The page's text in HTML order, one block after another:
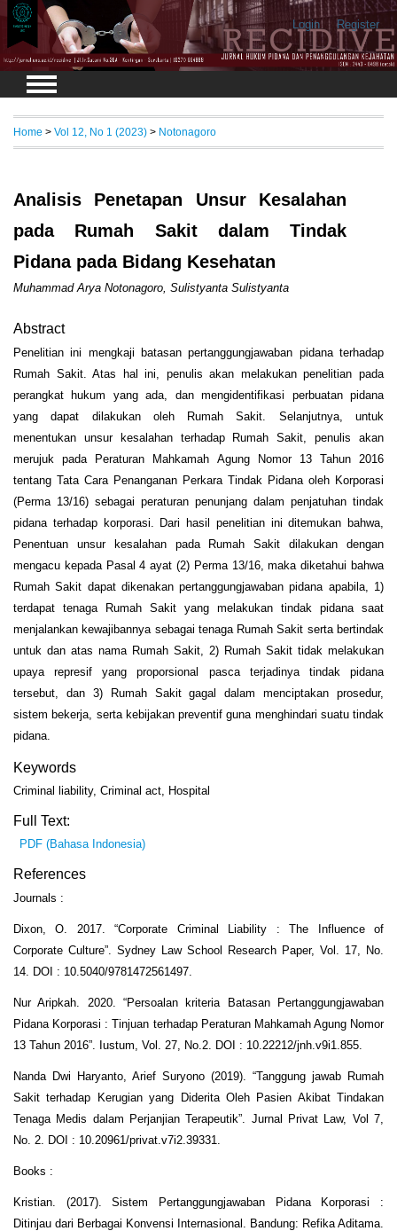
Login Register
Home > Vol 12, No 1 (2023) > Notonagoro
Analisis Penetapan Unsur Kesalahan
pada Rumah Sakit dalam Tindak
Pidana pada Bidang Kesehatan
Muhammad Arya Notonagoro, Sulistyanta Sulistyanta
Abstract
Penelitian ini mengkaji batasan pertanggungjawaban pidana terhadap
Rumah Sakit. Atas hal ini, penulis akan melakukan penelitian pada
perangkat hukum yang ada, dan mengidentifikasi perbuatan pidana
yang dapat dilakukan oleh Rumah Sakit. Selanjutnya, untuk
menentukan unsur kesalahan terhadap Rumah Sakit, penulis akan
merujuk pada Peraturan Mahkamah Agung Nomor 13 Tahun 2016
tentang Tata Cara Penanganan Perkara Tindak Pidana oleh Korporasi
(Perma 13/16) sebagai peraturan penunjang dalam penjatuhan tindak
pidana terhadap korporasi. Dari hasil penelitian ini ditemukan bahwa,
Penentuan unsur kesalahan pada Rumah Sakit dilakukan dengan
mengacu kepada Pasal 4 ayat (2) Perma 13/16, maka diketahui bahwa
Rumah Sakit dapat dikenakan pertanggungjawaban pidana apabila, 1)
terdapat tenaga Rumah Sakit yang melakukan tindak pidana saat
menjalankan kewajibannya sebagai tenaga Rumah Sakit serta bertindak
untuk dan atas nama Rumah Sakit, 2) Rumah Sakit tidak melakukan
upaya represif yang proporsional pasca terjadinya tindak pidana
tersebut, dan 3) Rumah Sakit gagal dalam menciptakan prosedur,
sistem bekerja, serta kebijakan preventif guna menghindari suatu tindak
pidana.
Keywords
Criminal liability, Criminal act, Hospital
Full Text:
PDF (Bahasa Indonesia)
References
Journals :
Dixon, O. 2017. “Corporate Criminal Liability : The Influence of
Corporate Culture”. Sydney Law School Research Paper, Vol. 17, No.
14. DOI : 10.5040/9781472561497.
Nur Aripkah. 2020. “Persoalan kriteria Batasan Pertanggungjawaban
Pidana Korporasi : Tinjuan terhadap Peraturan Mahkamah Agung Nomor
13 Tahun 2016”. Iustum, Vol. 27, No.2. DOI : 10.22212/jnh.v9i1.855.
Nanda Dwi Haryanto, Arief Suryono (2019). “Tanggung jawab Rumah
Sakit terhadap Kerugian yang Diderita Oleh Pasien Akibat Tindakan
Tenaga Medis dalam Perjanjian Terapeutik”. Jurnal Privat Law, Vol 7,
No. 2. DOI : 10.20961/privat.v7i2.39331.
Books :
Kristian. (2017). Sistem Pertanggungjawaban Pidana Korporasi :
Ditinjau dari Berbagai Konvensi Internasional. Bandung: Refika Aditama.